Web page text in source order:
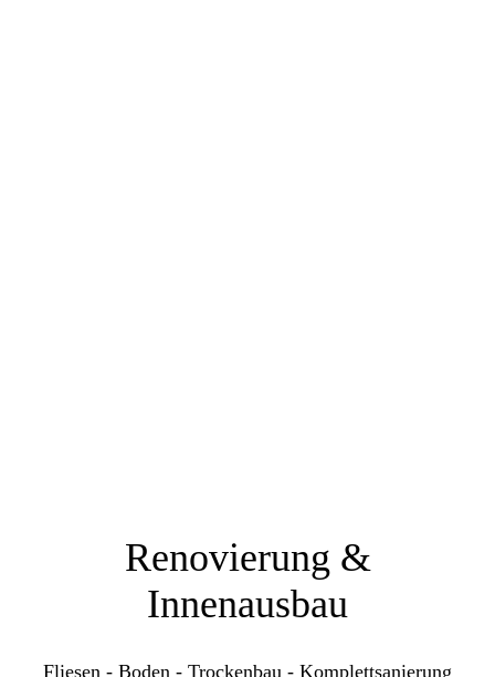
Renovierung &
Innenausbau
Fliesen - Boden - Trockenbau - Komplettsanierung